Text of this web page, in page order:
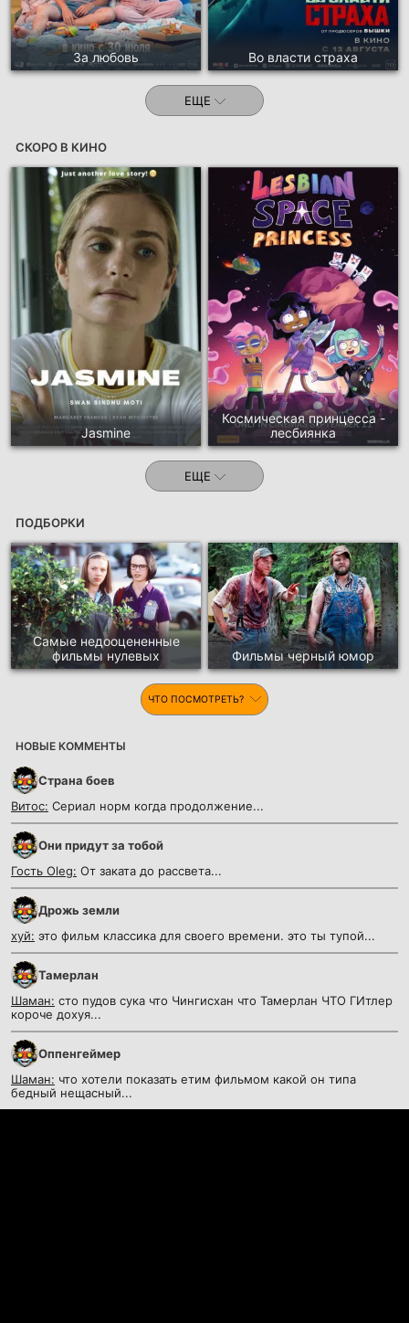
За любовь Во власти страха
ЕЩЕ
СКОРО В КИНО
Jasmine
Космическая принцесса -
лесбиянка
ЕЩЕ
ПОДБОРКИ
Самые недооцененные
фильмы нулевых
Фильмы черный юмор
ЧТО ПОСМОТРЕТЬ?
НОВЫЕ КОММЕНТЫ
Страна боев
Витос: Сериал норм когда продолжение...
Они придут за тобой
Гость Oleg: От заката до рассвета...
Дрожь земли
хуй: это фильм классика для своего времени. это ты тупой...
Тамерлан
Шаман: сто пудов сука что Чингисхан что Тамерлан ЧТО ГИтлер
короче дохуя...
Оппенгеймер
Шаман: что хотели показать етим фильмом какой он типа
бедный нещасный...